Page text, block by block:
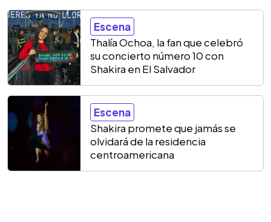
Escena
Thalía Ochoa, la fan que celebró
su concierto número 10 con
Shakira en El Salvador
Escena
Shakira promete que jamás se
olvidará de la residencia
centroamericana